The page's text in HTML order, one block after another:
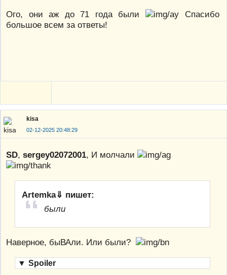
Ого, они аж до 71 года были
Спасибо
большое всем за ответы!
kisa
02-12-2025 20:48:29
SD, sergey02072001, И молчали
Artemka⇓ пишет:
были
Наверное, быВАли. Или были?
▼ Spoiler